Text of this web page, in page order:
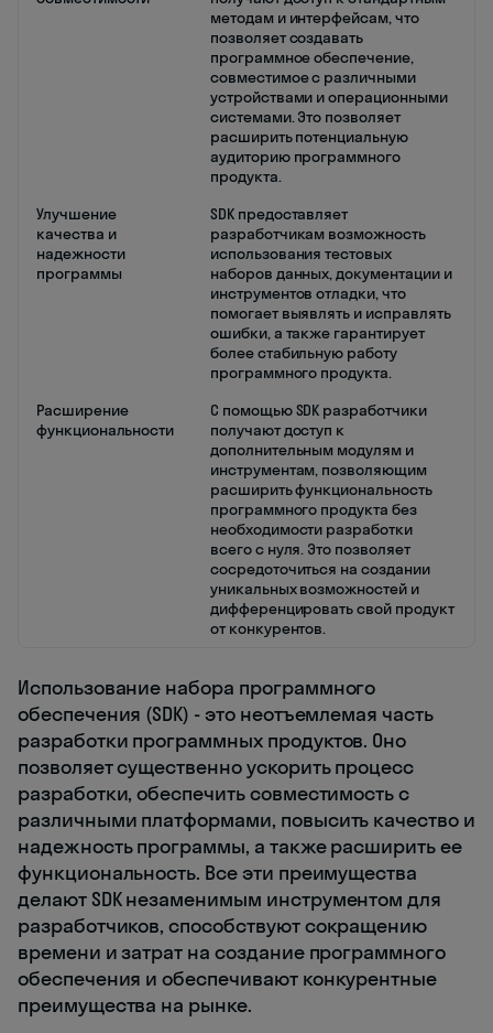
методам и интерфейсам, что
позволяет создавать
программное обеспечение,
совместимое с различными
устройствами и операционными
системами. Это позволяет
расширить потенциальную
аудиторию программного
продукта.
Улучшение
качества и
надежности
программы
SDK предоставляет
разработчикам возможность
использования тестовых
наборов данных, документации и
инструментов отладки, что
помогает выявлять и исправлять
ошибки, а также гарантирует
более стабильную работу
программного продукта.
Расширение
функциональности
С помощью SDK разработчики
получают доступ к
дополнительным модулям и
инструментам, позволяющим
расширить функциональность
программного продукта без
необходимости разработки
всего с нуля. Это позволяет
сосредоточиться на создании
уникальных возможностей и
дифференцировать свой продукт
от конкурентов.
Использование набора программного
обеспечения (SDK) - это неотъемлемая часть
разработки программных продуктов. Оно
позволяет существенно ускорить процесс
разработки, обеспечить совместимость с
различными платформами, повысить качество и
надежность программы, а также расширить ее
функциональность. Все эти преимущества
делают SDK незаменимым инструментом для
разработчиков, способствуют сокращению
времени и затрат на создание программного
обеспечения и обеспечивают конкурентные
преимущества на рынке.